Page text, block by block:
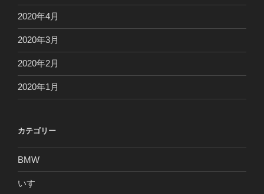
2020年4月
2020年3月
2020年2月
2020年1月
カテゴリー
BMW
いすゞ